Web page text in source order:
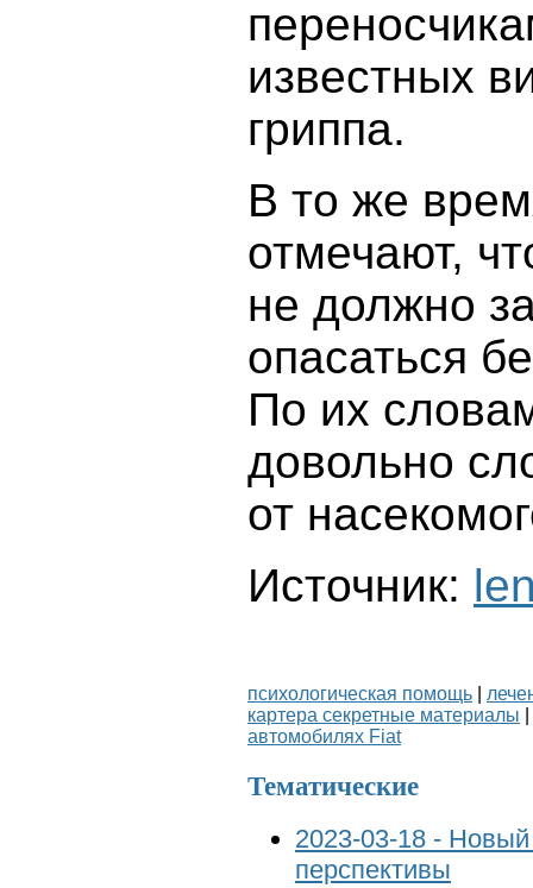
известных
гриппа.
В то же
отмечают,
не должно
опасаться
По их
довольно
от
Источник:
психологическая помощь
картера секретные материалы
автомобилях Fiat
Тематические
2023-03-18 -
перспективы